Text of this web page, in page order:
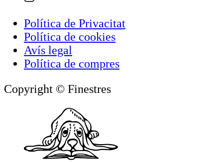
Política de Privacitat
Política de cookies
Avís legal
Política de compres
Copyright © Finestres